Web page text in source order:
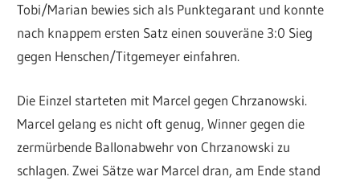
Tobi/Marian bewies sich als Punktegarant und konnte
nach knappem ersten Satz einen souveräne 3:0 Sieg
gegen Henschen/Titgemeyer einfahren.
Die Einzel starteten mit Marcel gegen Chrzanowski.
Marcel gelang es nicht oft genug, Winner gegen die
zermürbende Ballonabwehr von Chrzanowski zu
schlagen. Zwei Sätze war Marcel dran, am Ende stand